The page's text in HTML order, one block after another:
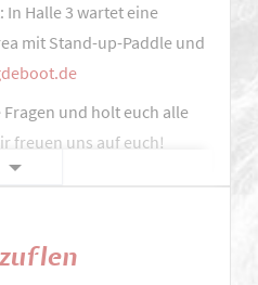
Halle 3 wartet eine
mit Stand-up-Paddle und
und holt euch alle
freuen uns auf euch!